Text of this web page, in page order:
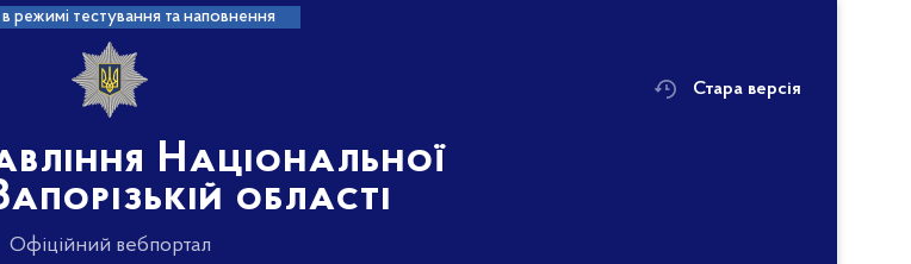
режимі тестування та наповнення
Національної
області
Офіційний вебпортал
Стара версія